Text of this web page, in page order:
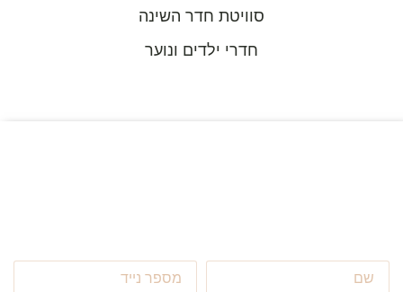
סוויטת חדר השינה
חדרי ילדים ונוער